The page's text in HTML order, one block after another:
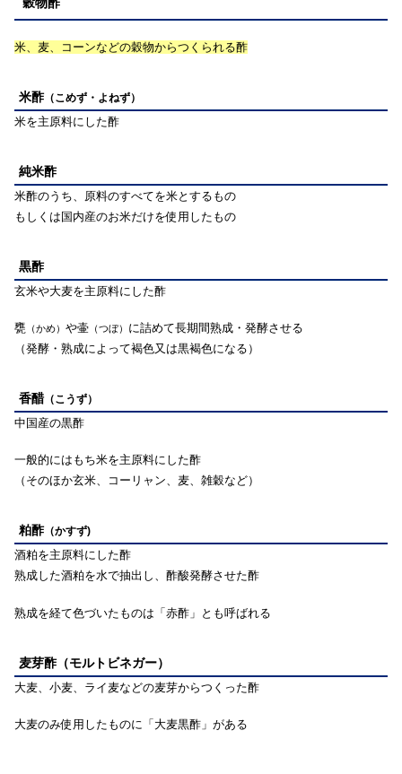
穀物酢
米、麦、コーンなどの穀物からつくられる酢
米酢（こめず・よねず）
米を主原料にした酢
純米酢
米酢のうち、原料のすべてを米とするもの
もしくは国内産のお米だけを使用したもの
黒酢
玄米や大麦を主原料にした酢
甕 （かめ） や壷 （つぼ） に詰めて長期間熟成・発酵させる
（発酵・熟成によって褐色又は黒褐色になる）
香醋（こうず）
中国産の黒酢
一般的にはもち米を主原料にした酢
（そのほか玄米、コーリャン、麦、雑穀など）
粕酢（かすず)
酒粕を主原料にした酢
熟成した酒粕を水で抽出し、酢酸発酵させた酢
熟成を経て色づいたものは「赤酢」とも呼ばれる
麦芽酢（モルトビネガー）
大麦、小麦、ライ麦などの麦芽からつくった酢
大麦のみ使用したものに「大麦黒酢」がある